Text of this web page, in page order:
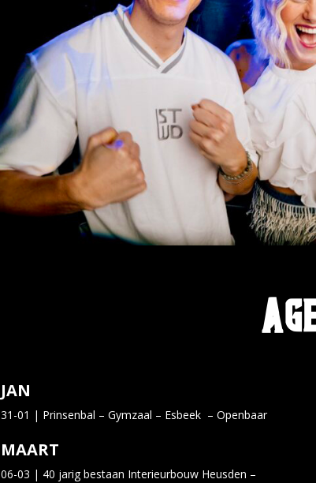
JAN
31-01 | Prinsenbal – Gymzaal – Esbeek – Openbaar
MAART
06-03 | 40 jarig bestaan Interieurbouw Heusden –